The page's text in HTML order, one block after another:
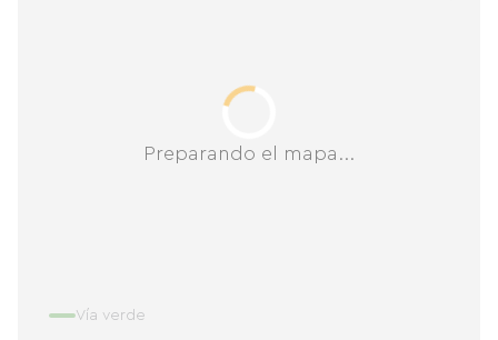
Preparando el mapa...
Vía verde